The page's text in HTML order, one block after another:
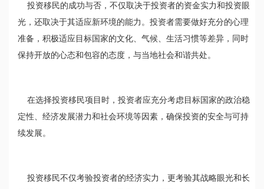
投资移民的成功与否，不仅取决于投资者的资金实力和投资眼
光，还取决于其适应新环境的能力。投资者需要做好充分的心理
准备，积极适应目标国家的文化、气候、生活习惯等差异，同时
保持开放的心态和包容的态度，与当地社会和谐共处。
在选择投资移民项目时，投资者应充分考虑目标国家的政治稳
定性、经济发展潜力和社会环境等因素，确保投资的安全与可持
续发展。
投资移民不仅考验投资者的经济实力，更考验其战略眼光和长